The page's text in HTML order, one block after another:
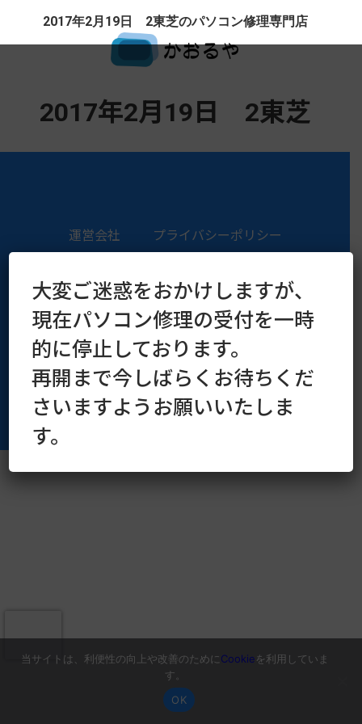
2017年2月19日 2東芝のパソコン修理専門店
2017年2月19日 2東芝
運営会社 プライバシーポリシー
Copyright © 2016–2026 kaoruya.org All Rights Reserved.
大変ご迷惑をおかけしますが、
現在パソコン修理の受付を一時
的に停止しております。
再開まで今しばらくお待ちくだ
さいますようお願いいたしま
す。
当サイトは、利便性の向上や改善のためにCookieを利用していま
す。
OK